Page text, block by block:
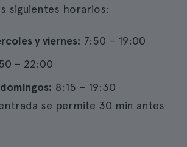
siguientes horarios:
y viernes: 7:50 – 19:00
– 22:00
8:15 – 19:30
se permite 30 min antes